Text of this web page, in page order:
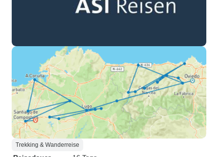
Trekking & Wanderreise